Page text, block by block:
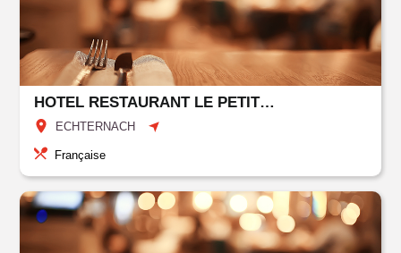
HOTEL RESTAURANT LE PETIT POETE
ECHTERNACH
Française